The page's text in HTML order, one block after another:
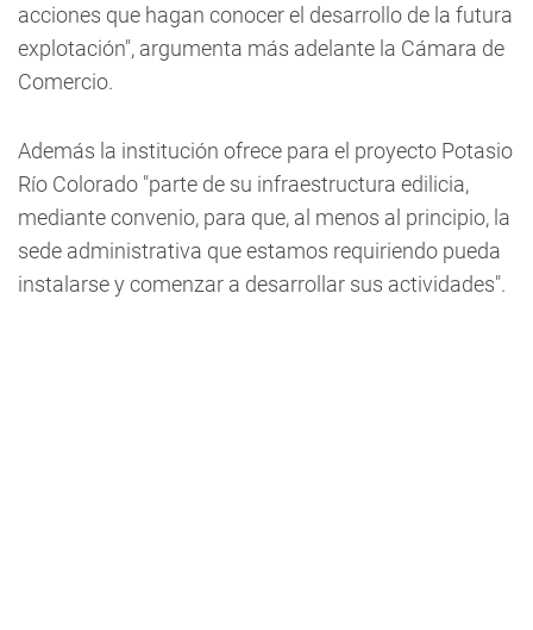
acciones que hagan conocer el desarrollo de la futura
explotación", argumenta más adelante la Cámara de
Comercio.
Además la institución ofrece para el proyecto Potasio
Río Colorado "parte de su infraestructura edilicia,
mediante convenio, para que, al menos al principio, la
sede administrativa que estamos requiriendo pueda
instalarse y comenzar a desarrollar sus actividades".